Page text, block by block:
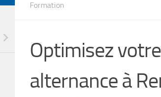
Formation
Optimisez
alternance à